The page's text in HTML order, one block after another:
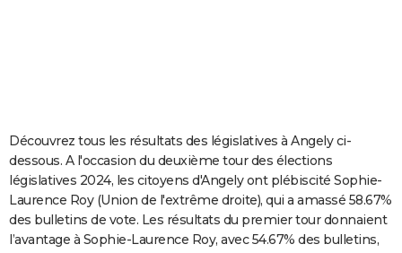
Carte de Noël
Carte Bonne année
Carte Saint-Valentin
Carte Pâques
Carte d'anniversaire
DICTIONNAIRE
Dictionnaire
Biographies
Citations
Expressions
Proverbes
PROGRAMME TV
COPAINS D'AVANT
Découvrez tous les résultats des législatives à Angely ci-
dessous. A l'occasion du deuxième tour des élections
législatives 2024, les citoyens d'Angely ont plébiscité Sophie-
Laurence Roy (Union de l'extrême droite), qui a amassé 58.67%
des bulletins de vote. Les résultats du premier tour donnaient
l’avantage à Sophie-Laurence Roy, avec 54.67% des bulletins,